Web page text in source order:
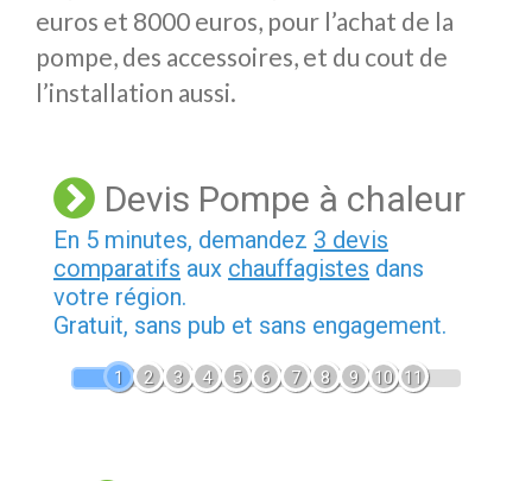
euros et 8000 euros, pour l’achat de la
pompe, des accessoires, et du cout de
l’installation aussi.
Devis Pompe à chaleur
En 5 minutes, demandez 3 devis
comparatifs aux chauffagistes dans
votre région.
Gratuit, sans pub et sans engagement.
1 2 3 4 5 6 7 8 9 10 11